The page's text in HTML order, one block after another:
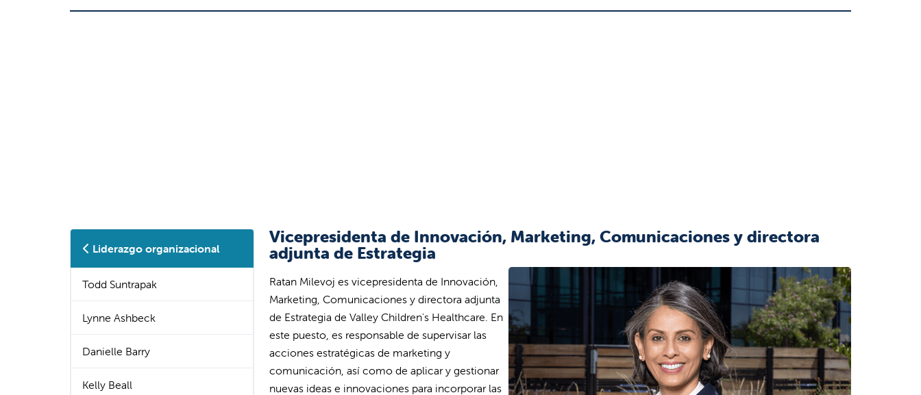
Liderazgo organizacional
Todd Suntrapak
Lynne Ashbeck
Danielle Barry
Kelly Beall
Vicepresidenta de Innovación, Marketing, Comunicaciones y directora
adjunta de Estrategia
Ratan Milevoj es vicepresidenta de Innovación,
Marketing, Comunicaciones y directora adjunta
de Estrategia de Valley Children's Healthcare. En
este puesto, es responsable de supervisar las
acciones estratégicas de marketing y
comunicación, así como de aplicar y gestionar
nuevas ideas e innovaciones para incorporar las